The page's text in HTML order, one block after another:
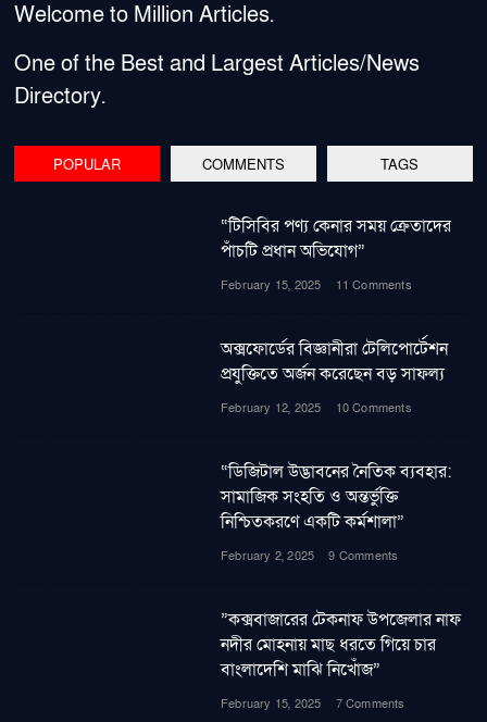
Welcome to Million Articles.
One of the Best and Largest Articles/News
Directory.
POPULAR COMMENTS TAGS
“টিসিবির পণ্য কেনার সময় ক্রেতাদের
পাঁচটি প্রধান অভিযোগ”
February 15, 2025 11 Comments
অক্সফোর্ডের বিজ্ঞানীরা টেলিপোর্টেশন
প্রযুক্তিতে অর্জন করেছেন বড় সাফল্য
February 12, 2025 10 Comments
“ডিজিটাল উদ্ভাবনের নৈতিক ব্যবহার:
সামাজিক সংহতি ও অন্তর্ভুক্তি
নিশ্চিতকরণে একটি কর্মশালা”
February 2, 2025 9 Comments
”কক্সবাজারের টেকনাফ উপজেলার নাফ
নদীর মোহনায় মাছ ধরতে গিয়ে চার
বাংলাদেশি মাঝি নিখোঁজ”
February 15, 2025 7 Comments